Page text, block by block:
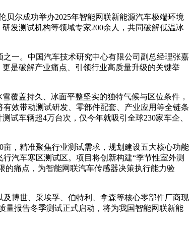
尔成功举办2025年智能网联新能源汽车极端环境
发测试机构等领域专家200余人，共同破解低温冰
一。中国汽车技术研究中心有限公司副总经理张嘉
是破解产业痛点、引领行业高质量升级的关键举
盖持久、冰面平整坚实的独特气候与区位条件，
效带动测试研发、零部件配套、产业应用等全链条
试车辆超4万台次，仅今年就吸引全球230家车企、
，精准聚焦行业测试需求，规划建设五大核心功能
汽车寒区测试区。项目将创新构建“季节性室外测
痛点，为智能网联汽车传感器决策执行能力验
博世、采埃孚、伯特利、拿森等核心零部件厂商现
量报告冬季测试正式启动，将为我国智能网联新能